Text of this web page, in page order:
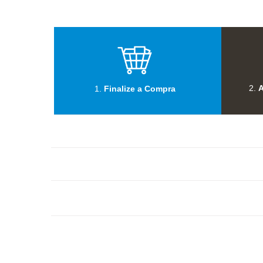
1. Finalize a Compra 2.